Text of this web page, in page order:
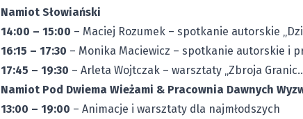
Namiot Słowiański
14:00 – 15:00 – Maciej Rozumek – spotkanie autorskie
16:15 – 17:30 – Monika Maciewicz – spotkanie autorskie i
17:45 – 19:30 – Arleta Wojtczak – warsztaty „Zbroja
Namiot Pod Dwiema Wieżami & Pracownia Dawnych
13:00 – 19:00 – Animacje i warsztaty dla najmłodszych